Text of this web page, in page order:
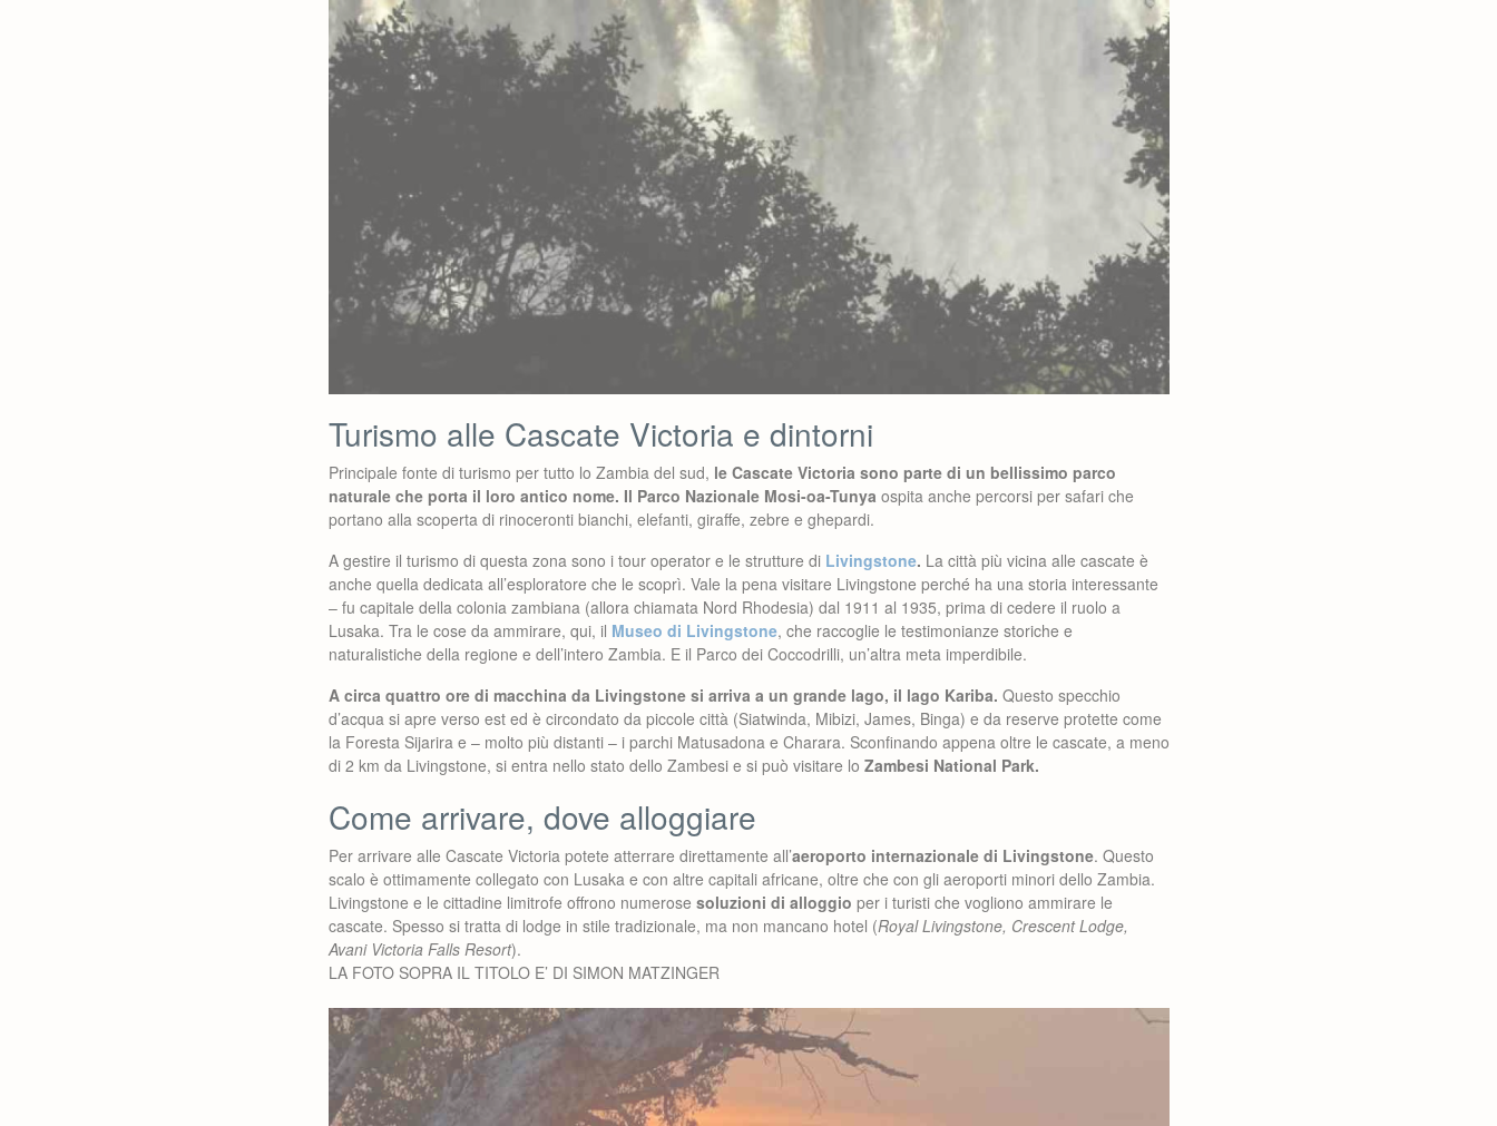
Turismo alle Cascate Victoria e dintorni
Principale fonte di turismo per tutto lo Zambia del sud, le Cascate Victoria sono parte di un bellissimo parco
naturale che porta il loro antico nome. Il Parco Nazionale Mosi-oa-Tunya ospita anche percorsi per safari che
portano alla scoperta di rinoceronti bianchi, elefanti, giraffe, zebre e ghepardi.
A gestire il turismo di questa zona sono i tour operator e le strutture di Livingstone. La città più vicina alle cascate è
anche quella dedicata all’esploratore che le scoprì. Vale la pena visitare Livingstone perché ha una storia interessante
– fu capitale della colonia zambiana (allora chiamata Nord Rhodesia) dal 1911 al 1935, prima di cedere il ruolo a
Lusaka. Tra le cose da ammirare, qui, il Museo di Livingstone, che raccoglie le testimonianze storiche e
naturalistiche della regione e dell’intero Zambia. E il Parco dei Coccodrilli, un’altra meta imperdibile.
A circa quattro ore di macchina da Livingstone si arriva a un grande lago, il lago Kariba. Questo specchio
d’acqua si apre verso est ed è circondato da piccole città (Siatwinda, Mibizi, James, Binga) e da reserve protette come
la Foresta Sijarira e – molto più distanti – i parchi Matusadona e Charara. Sconfinando appena oltre le cascate, a meno
di 2 km da Livingstone, si entra nello stato dello Zambesi e si può visitare lo Zambesi National Park.
Come arrivare, dove alloggiare
Per arrivare alle Cascate Victoria potete atterrare direttamente all’aeroporto internazionale di Livingstone. Questo
scalo è ottimamente collegato con Lusaka e con altre capitali africane, oltre che con gli aeroporti minori dello Zambia.
Livingstone e le cittadine limitrofe offrono numerose soluzioni di alloggio per i turisti che vogliono ammirare le
cascate. Spesso si tratta di lodge in stile tradizionale, ma non mancano hotel (Royal Livingstone, Crescent Lodge,
Avani Victoria Falls Resort).
LA FOTO SOPRA IL TITOLO E’ DI SIMON MATZINGER